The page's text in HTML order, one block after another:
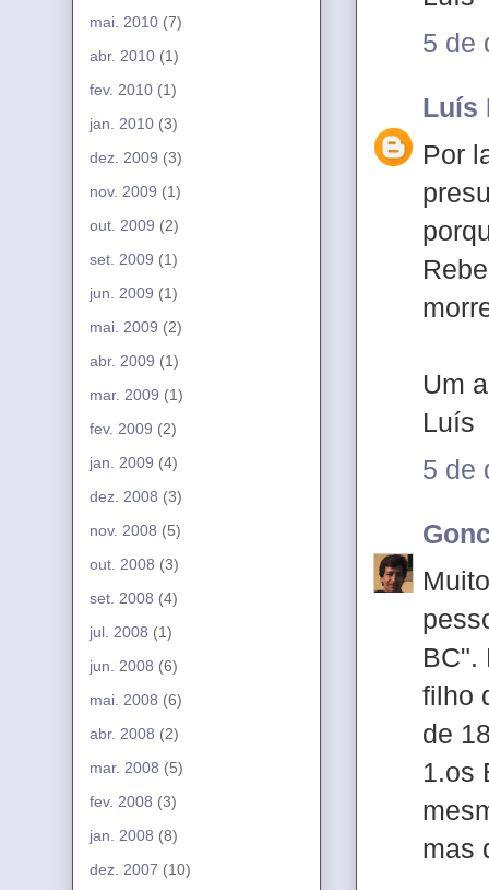
5 de
Luís
Por
Um
Luís
5 de
BC".
filho
de
1.os
mas
mai. 2010 (7)
abr. 2010 (1)
fev. 2010 (1)
jan. 2010 (3)
dez. 2009 (3)
nov. 2009 (1)
out. 2009 (2)
set. 2009 (1)
jun. 2009 (1)
mai. 2009 (2)
abr. 2009 (1)
mar. 2009 (1)
fev. 2009 (2)
jan. 2009 (4)
dez. 2008 (3)
nov. 2008 (5)
out. 2008 (3)
set. 2008 (4)
jul. 2008 (1)
jun. 2008 (6)
mai. 2008 (6)
abr. 2008 (2)
mar. 2008 (5)
fev. 2008 (3)
jan. 2008 (8)
dez. 2007 (10)